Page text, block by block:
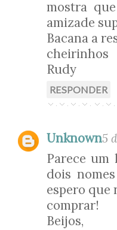
mostra
amizade
Bacana a
cheirinhos
Rudy
RESPONDER
Unknown5
Parece um
dois
espero que
comprar!
Beijos,